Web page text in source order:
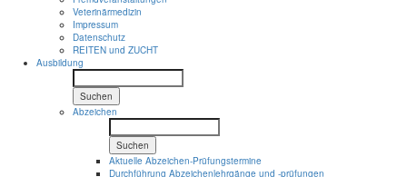
Veterinärmedizin
Impressum
Datenschutz
REITEN und ZUCHT
Ausbildung
Suchen
Abzeichen
Suchen
Aktuelle Abzeichen-Prüfungstermine
Durchführung Abzeichenlehrgänge und -prüfungen